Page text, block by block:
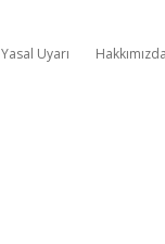
Yasal Uyarı Hakkımızda